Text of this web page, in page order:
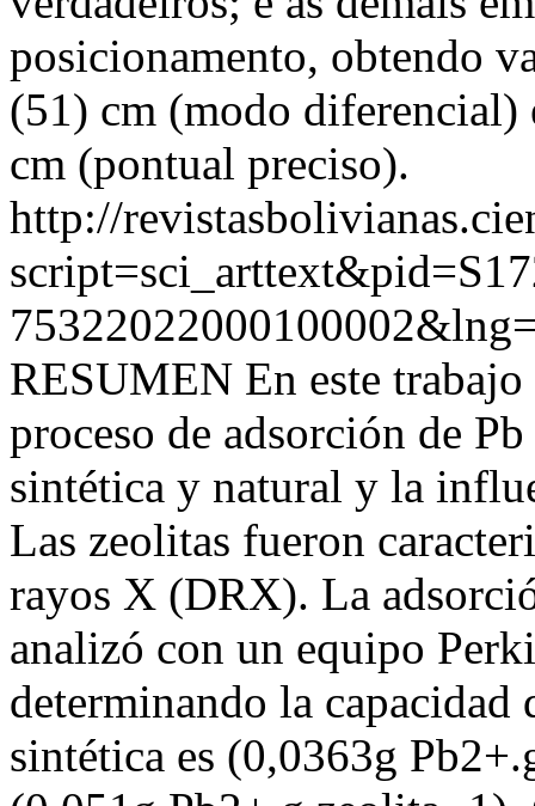
posicionamento, obtendo
(51) cm (modo diferencial)
cm (pontual preciso).
http://
RESUMEN En este
proceso de adsorción de
sintética y natural y la
Las zeolitas fueron
rayos X (DRX). La
analizó con un equipo
determinando la capacidad
sintética es (0,0363g